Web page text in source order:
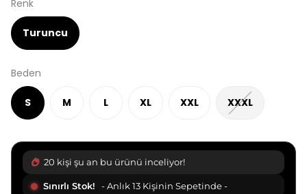
Renk
Turuncu
Beden
S M L XL XXL XXXL
21 kişi şu an bu ürünü inceliyor!
Sınırlı Stok! - Anlık 13 Kişinin Sepetinde -